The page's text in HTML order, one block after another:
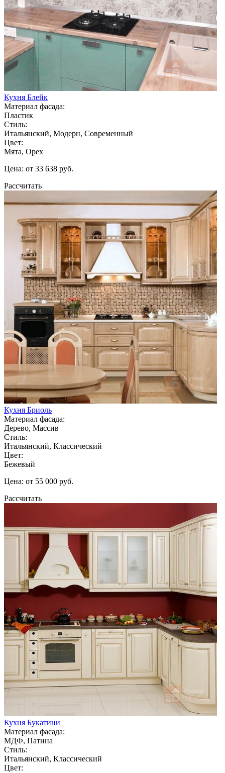
Кухня Блейк
Материал фасада:
Пластик
Стиль:
Итальянский, Модерн, Современный
Цвет:
Мята, Орех
Цена: от 33 638 руб.
Рассчитать
Кухня Бриоль
Материал фасада:
Дерево, Массив
Стиль:
Итальянский, Классический
Цвет:
Бежевый
Цена: от 55 000 руб.
Рассчитать
Кухня Букатини
Материал фасада:
МДФ, Патина
Стиль:
Итальянский, Классический
Цвет: